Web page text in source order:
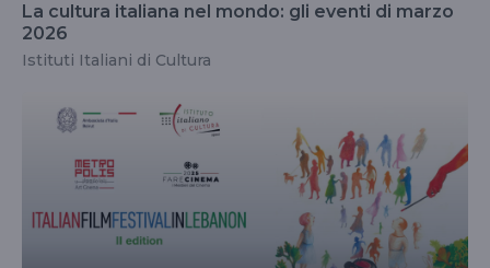
La cultura italiana nel mondo: gli eventi di marzo
2026
Istituti Italiani di Cultura